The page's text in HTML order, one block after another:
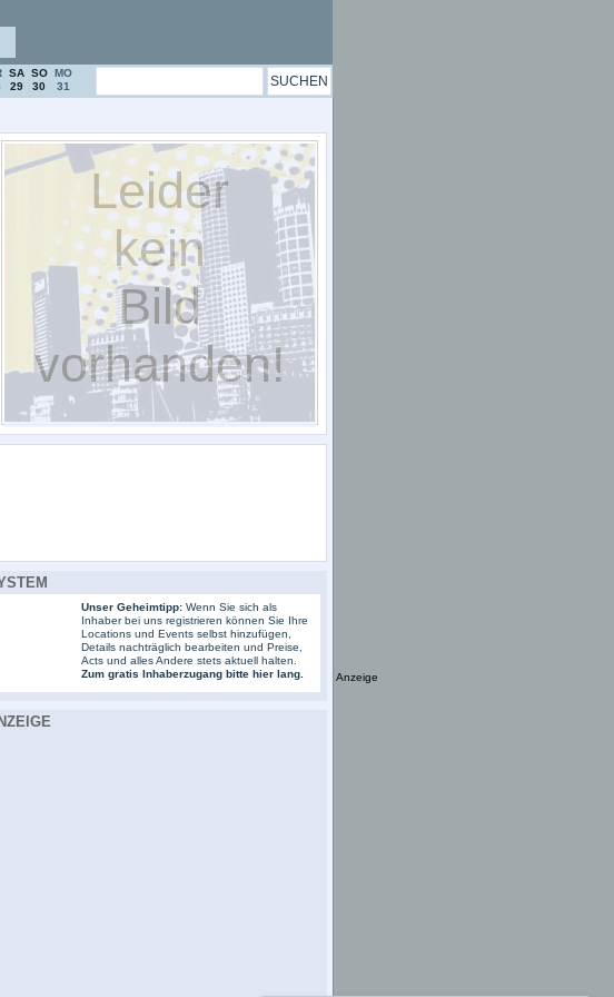
Leider
kein
Bild
vorhanden!
Unser Geheimtipp:Wenn Sie sich als
Inhaber bei uns registrieren können Sie Ihre
Locations und Events selbst hinzufügen,
Details nachträglich bearbeiten und Preise,
Acts und alles Andere stets aktuell halten.
Zum gratis Inhaberzugang bitte hier lang.
SA
29
SO
30
MO
31
Anzeige